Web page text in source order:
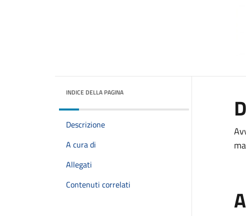
INDICE DELLA PAGINA
Descrizione
A cura di
Allegati
Contenuti correlati